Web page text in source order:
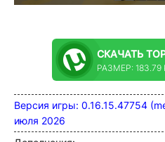
СКАЧАТЬ
РАЗМЕР: 183.79
Версия игры: 0.16.15.47754
июля 2026